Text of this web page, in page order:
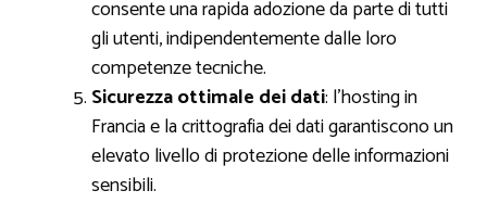
consente una rapida adozione da parte di tutti
gli utenti, indipendentemente dalle loro
competenze tecniche.
Sicurezza ottimale dei dati: l’hosting in
Francia e la crittografia dei dati garantiscono un
elevato livello di protezione delle informazioni
sensibili.